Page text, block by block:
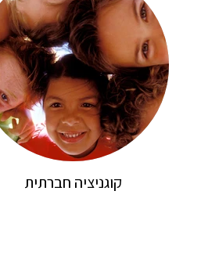
קוגניציה חברתית